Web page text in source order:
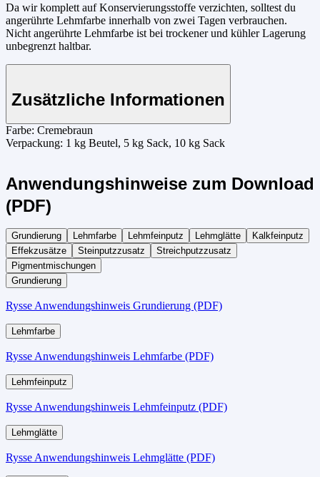
Da wir komplett auf Konservierungsstoffe verzichten, solltest du
angerührte Lehmfarbe innerhalb von zwei Tagen verbrauchen.
Nicht angerührte Lehmfarbe ist bei trockener und kühler Lagerung
unbegrenzt haltbar.
Zusätzliche Informationen
Farbe: Cremebraun
Verpackung: 1 kg Beutel, 5 kg Sack, 10 kg Sack
Anwendungshinweise zum Download
(PDF)
Grundierung Lehmfarbe Lehmfeinputz Lehmglätte
Kalkfeinputz
Effekzusätze
Steinputzzusatz
Streichputzzusatz
Pigmentmischungen
Grundierung
Rysse Anwendungshinweis Grundierung (PDF)
Lehmfarbe
Rysse Anwendungshinweis Lehmfarbe (PDF)
Lehmfeinputz
Rysse Anwendungshinweis Lehmfeinputz (PDF)
Lehmglätte
Rysse Anwendungshinweis Lehmglätte (PDF)